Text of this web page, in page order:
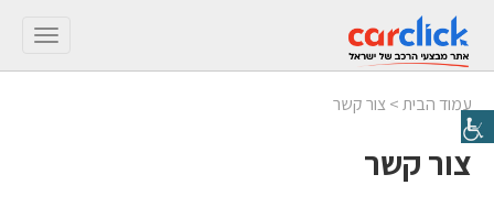
עמוד הבית> צור קשר
צור קשר